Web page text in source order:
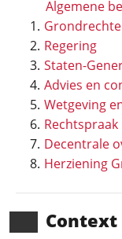
Algemene
Regering
Staten-
Advies en
Wetgeving
Rechtspraak
Decentrale
Herziening
Context